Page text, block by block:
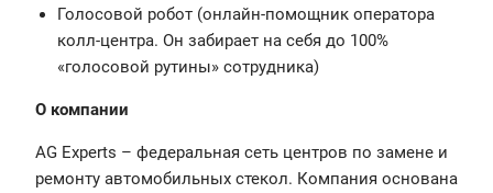
Голосовой робот (онлайн-помощник оператора
колл-центра. Он забирает на себя до 100%
«голосовой рутины» сотрудника)
О компании
AG Experts – федеральная сеть центров по замене и
ремонту автомобильных стекол. Компания основана